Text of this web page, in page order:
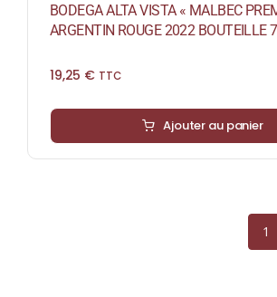
BODEGA ALTA VISTA « MALBEC
ARGENTIN ROUGE 2022 BOUTEILLE
19,25 € TTC
Ajouter au panier
1